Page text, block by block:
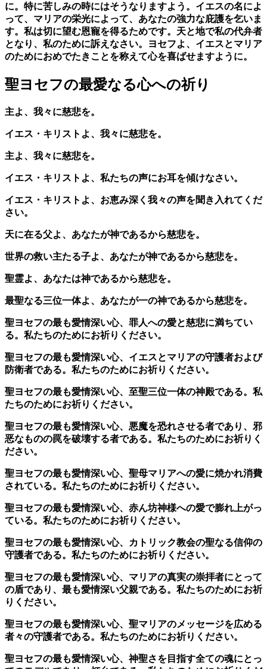
に。特に苦しみの時にはそうなりますよう。イエスの名によ
って、マリアの栄光によって、あなたの強力な庇護を乞いま
す。私は切に望む恩寵を得るためです。天と地で私の代弁者
となり、私のために訴えなさい。ヨセフよ、イエスとマリア
のためにおめでたきことを称えて心を喜ばせますように。
聖ヨセフの最愛なる心への祈り
主よ、我々に慈悲を。
イエス・キリストよ、我々に慈悲を。
主よ、我々に慈悲を。
イエス・キリストよ、私たちの声にお耳を傾けなさい。
イエス・キリストよ、お恵み深く我々の声を聞き入れてくだ
さい。
天に在る父よ、あなたが神であるから慈悲を。
世界の救い主たる子よ、あなたが神であるから慈悲を。
聖霊よ、あなたは神であるから慈悲を。
最聖なる三位一体よ、あなたが一の神であるから慈悲を。
聖ヨセフの最も愛情深い心、罪人への愛と慈悲に満ちてい
る。私たちのためにお祈りください。
聖ヨセフの最も愛情深い心、イエスとマリアの守護者および
防衛者である。私たちのためにお祈りください。
聖ヨセフの最も愛情深い心、至聖三位一体の神殿である。私
たちのためにお祈りください。
聖ヨセフの最も愛情深い心、悪魔を恐れさせる者であり、邪
恶なものの罠を破壊する者である。私たちのためにお祈りく
ださい。
聖ヨセフの最も愛情深い心、聖母マリアへの愛に焼かれ消費
されている。私たちのためにお祈りください。
聖ヨセフの最も愛情深い心、赤ん坊神様への愛で膨れ上がっ
ている。私たちのためにお祈りください。
聖ヨセフの最も愛情深い心、カトリック教会の聖なる信仰の
守護者である。私たちのためにお祈りください。
聖ヨセフの最も愛情深い心、マリアの真実の崇拝者にとって
の盾であり、最も愛情深い父親である。私たちのためにお祈
りください。
聖ヨセフの最も愛情深い心、聖マリアのメッセージを広める
者々の守護者である。私たちのためにお祈りください。
聖ヨセフの最も愛情深い心、神聖さを目指す全ての魂にとっ